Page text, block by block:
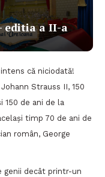
editia a II-a
că niciodată!
Strauss II, 150
150 de ani de la
timp 70 de ani de
român, George
genii decât printr-un